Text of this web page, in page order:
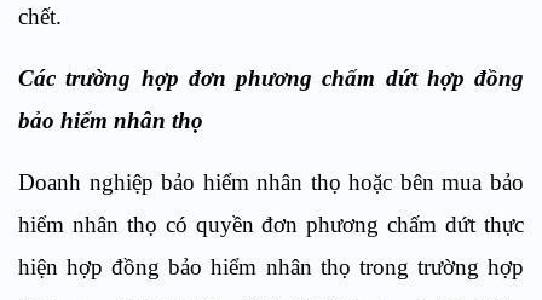
chết.
Các trường hợp đơn phương chấm dứt hợp đồng
bảo hiểm nhân thọ
Doanh nghiệp bảo hiểm nhân thọ hoặc bên mua bảo
hiểm nhân thọ có quyền đơn phương chấm dứt thực
hiện hợp đồng bảo hiểm nhân thọ trong trường hợp